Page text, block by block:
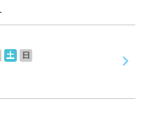
土
日